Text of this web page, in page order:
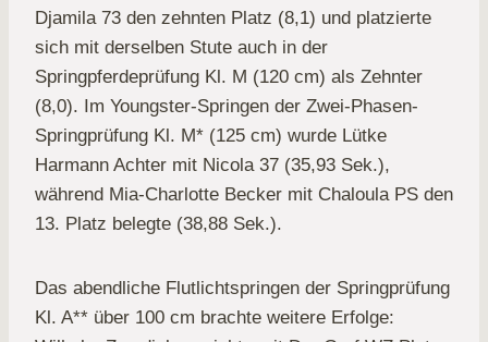
Djamila 73 den zehnten Platz (8,1) und platzierte
sich mit derselben Stute auch in der
Springpferdeprüfung Kl. M (120 cm) als Zehnter
(8,0). Im Youngster-Springen der Zwei-Phasen-
Springprüfung Kl. M* (125 cm) wurde Lütke
Harmann Achter mit Nicola 37 (35,93 Sek.),
während Mia-Charlotte Becker mit Chaloula PS den
13. Platz belegte (38,88 Sek.).
Das abendliche Flutlichtspringen der Springprüfung
Kl. A** über 100 cm brachte weitere Erfolge: